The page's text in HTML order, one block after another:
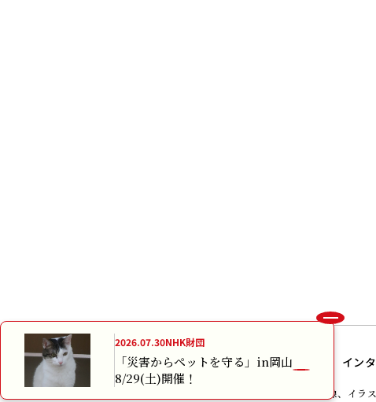
2026.07.30NHK財団
「災害からペットを守る」in岡山
8/29(土)開催！
イン
本サイトに掲載されている画像、イラ